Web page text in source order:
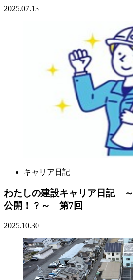
2025.07.13
キャリア日記
わたしの建設キャリア日記
公開！？～ 第7回
2025.10.30